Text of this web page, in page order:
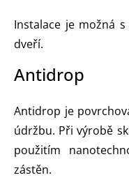
Instalace je možná
dveří.
Antidrop
Antidrop je
údržbu. Při výrobě
použitím
zástěn.